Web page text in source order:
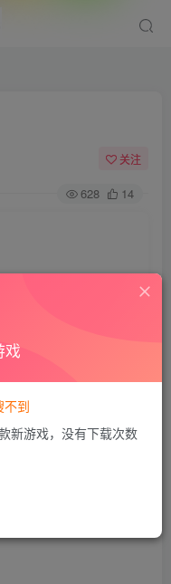
关注
628 14
会员可见
权
戏
不到
新游戏，没有下载次数